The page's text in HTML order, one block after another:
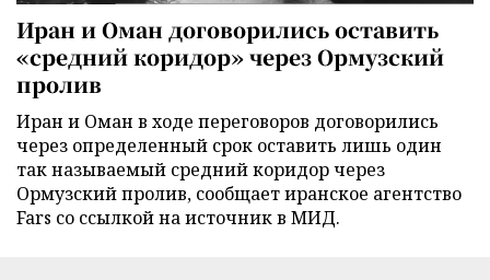
Иран и Оман договорились оставить
«средний коридор» через Ормузский
пролив
Иран и Оман в ходе переговоров договорились
через определенный срок оставить лишь один
так называемый средний коридор через
Ормузский пролив, сообщает иранское агентство
Fars со ссылкой на источник в МИД.